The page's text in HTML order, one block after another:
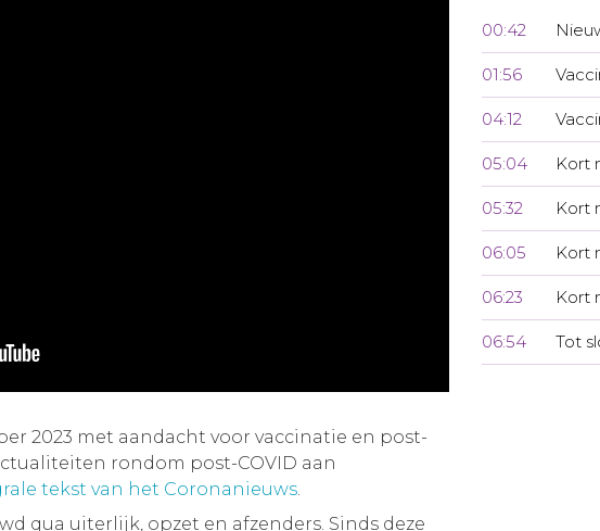
00:42
01:56
04:12
05:04 Kort
05:32 Kort
06:05 Kort
06:23 Kort
06:54 Tot
2023 met aandacht voor vaccinatie en post-
rondom post-COVID aan
tekst van het Coronanieuws.
qua uiterlijk, opzet en afzenders. Sinds deze